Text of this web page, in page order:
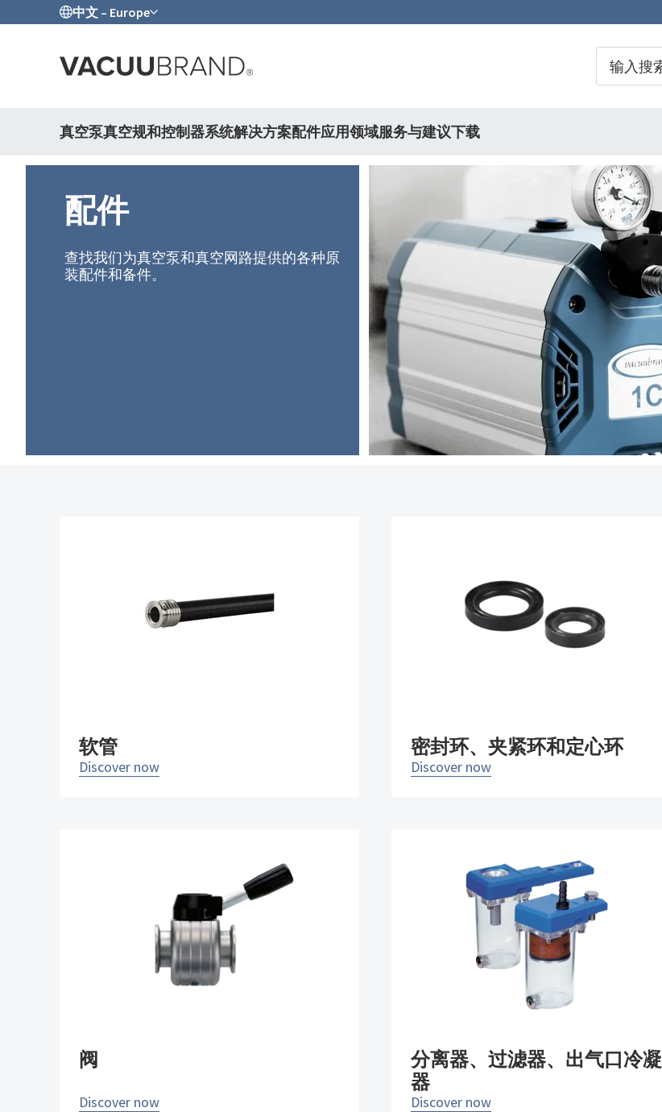
中文 – Europe
真空泵真空规和控制器系统解决方案配件应用领域服务与建议下载
配件
查找我们为真空泵和真空网路提供的各种原
装配件和备件。
软管
Discover now
密封环、夹紧环和定心环
Discover now
阀
Discover now
分离器、过滤器、出气口冷凝
器
Discover now